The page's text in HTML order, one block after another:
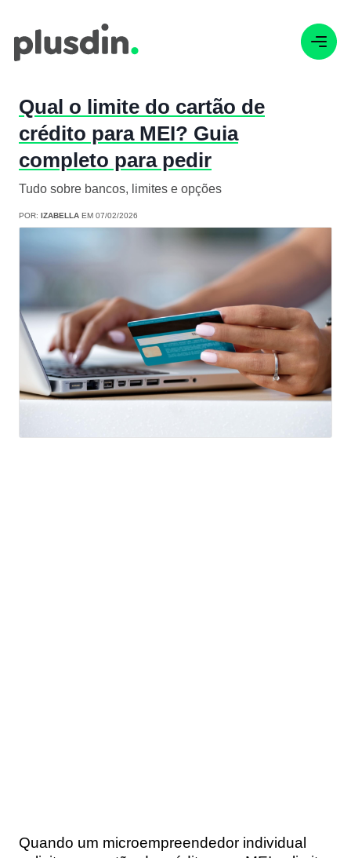
Qual o limite do cartão de
crédito para MEI? Guia
completo para pedir
Tudo sobre bancos, limites e opções
POR: IZABELLA EM 07/02/2026
Quando um microempreendedor individual